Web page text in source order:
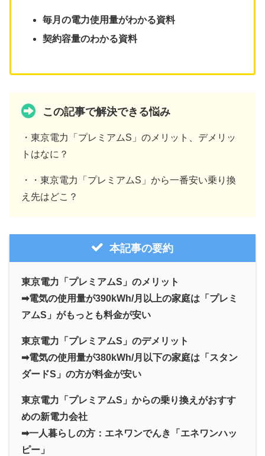
毎月の電力使用量がわかる資料
契約容量のわかる資料
この記事で解決できる悩み
・東京電力「プレミアムS」のメリット、デメリッ
トはなに？
・・東京電力「プレミアムS」から一番安い乗り換
え先はどこ？
本記事の要約
東京電力「プレミアムS」のメリット
➡電気の使用量が390kWh/月以上の家庭は「プレミ
アムS」がもっとも料金が安い
東京電力「プレミアムS」のデメリット
➡電気の使用量が380kWh/月以下の家庭は「スタン
ダードS」の方が料金が安い
東京電力「プレミアムS」からの乗り換えがおすす
めの新電力会社
➡一人暮らしの方：エネワンでんき「エネワンハッ
ピー」